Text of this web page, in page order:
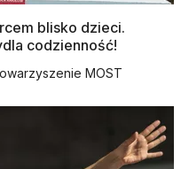
blisko dzieci.
codzienność!
MOST